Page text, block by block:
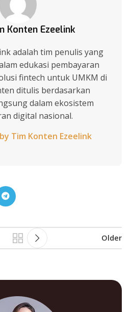
Konten Ezeelink
adalah tim penulis yang
edukasi pembayaran
fintech untuk UMKM di
ditulis berdasarkan
dalam ekosistem
digital nasional.
Tim Konten Ezeelink
Older